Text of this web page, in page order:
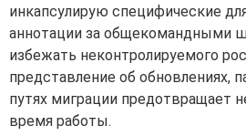
инкапсулирую специфические
аннотации за общекомандными
избежать неконтролируемого
представление об обновлениях,
путях миграции предотвращает
время работы.